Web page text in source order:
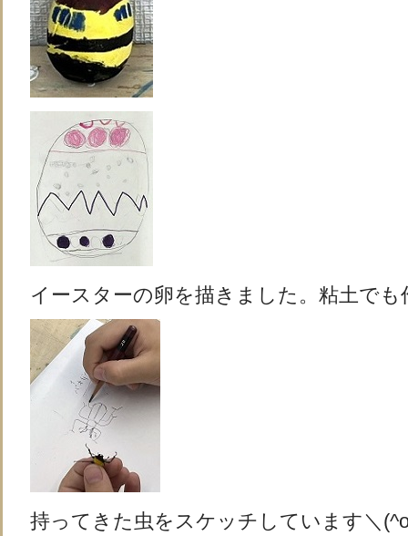
イースターの卵を描きました。粘土でも
持ってきた虫をスケッチしています＼